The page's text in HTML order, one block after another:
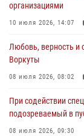
Временно
Росгвардии по
В Усинске
30 июля 2026, 13:53
В Санкт-Петербурге
Всероссийского
сотрудников
организациями
10 июля 2026, 14:07
Любовь, верность и
Воркуты
08 июля 2026, 08:02
При содействии
подозреваемый в
08 июля 2026, 09:30